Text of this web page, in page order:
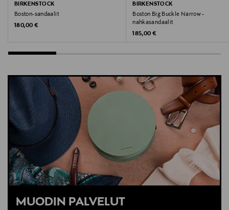
BIRKENSTOCK
Boston-sandaalit
Original Price
180,00 €
BIRKENSTOCK
Boston Big Buckle Narrow -
nahkasandaalit
Original Price
185,00 €
MUODIN PALVELUT